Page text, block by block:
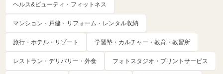
ヘルス&ビューティ・フィットネス
マンション・戸建・リフォーム・レンタル収納
旅行・ホテル・リゾート 学習塾・カルチャー・教育・教習所
レストラン・デリバリー・外食 フォトスタジオ・プリントサービス